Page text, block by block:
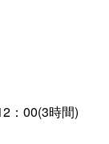
：00(3時間)